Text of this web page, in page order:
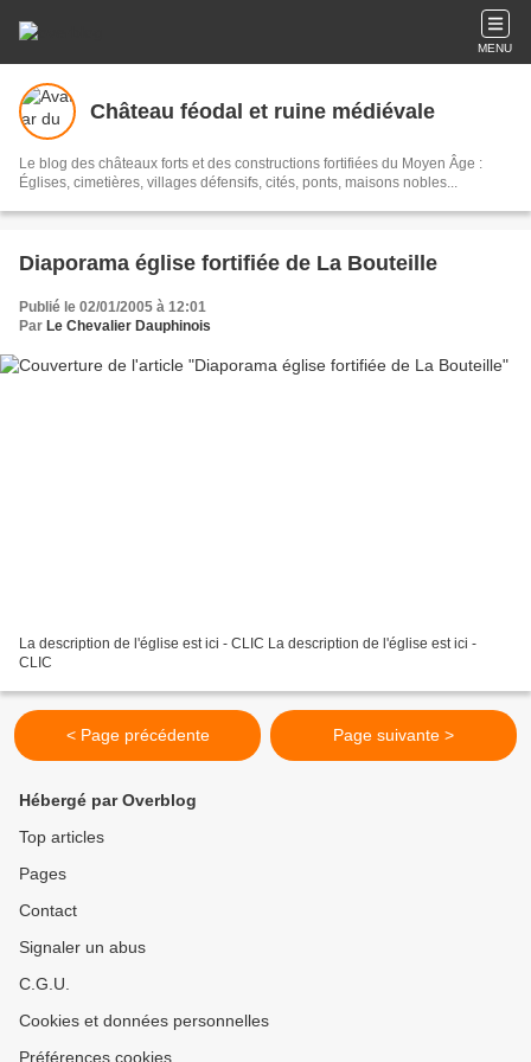
MENU
Château féodal et ruine médiévale
Le blog des châteaux forts et des constructions fortifiées du Moyen Âge :
Églises, cimetières, villages défensifs, cités, ponts, maisons nobles...
Diaporama église fortifiée de La Bouteille
Publié le 02/01/2005 à 12:01
Par Le Chevalier Dauphinois
La description de l'église est ici - CLIC La description de l'église est ici -
CLIC
< Page précédente Page suivante >
Hébergé par Overblog
Top articles
Pages
Contact
Signaler un abus
C.G.U.
Cookies et données personnelles
Préférences cookies